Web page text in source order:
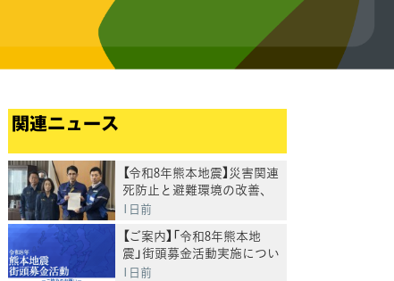
関連ニュース
【令和8年熊本地震】災害関連
死防止と避難環境の改善、
生活再建支援に全力を―3党
1日前
【ご案内】「令和8年熊本地
震」街頭募金活動実施につい
て
1日前